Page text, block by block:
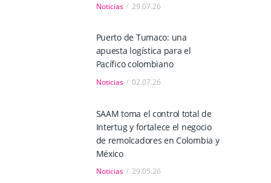
Noticias 29.07.26
Puerto de Tumaco: una
apuesta logística para el
Pacífico colombiano
Noticias 02.07.26
SAAM toma el control total de
Intertug y fortalece el negocio
de remolcadores en Colombia y
México
Noticias 29.05.26